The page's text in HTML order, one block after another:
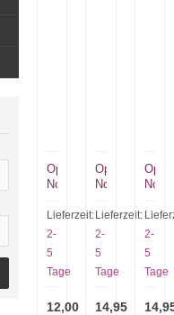
Opinel
No
grün
mit
Lederriemen
Lieferzeit:
2-
5
Tage
12,00
Opinel
No
Kindermesser
blau
Lieferzeit:
2-
5
Tage
14,95
No
grün
2-
5
Tage